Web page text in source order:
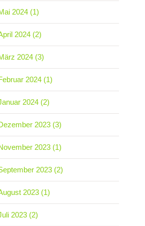
2024 (1)
2024 (2)
2024 (3)
2024 (1)
2024 (2)
2023 (3)
2023 (1)
2023 (2)
2023 (1)
2023 (2)